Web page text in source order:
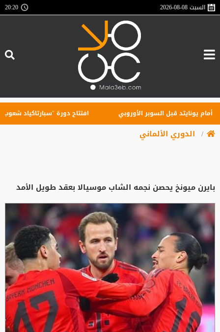
السبت2026-08-08
20:20
قبل السوبر الأوروبي افتتاح دورة "سبارتاكياد شعوب روسيا" 2026 في
الدوري الألماني
بايرن ميونخ يحصن نجمه الشاب موسيالا بعقد طويل الأمد